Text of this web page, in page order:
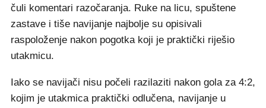
čuli komentari razočaranja. Ruke na licu, spuštene
zastave i tiše navijanje najbolje su opisivali
raspoloženje nakon pogotka koji je praktički riješio
utakmicu.
Iako se navijači nisu počeli razilaziti nakon gola za 4:2,
kojim je utakmica praktički odlučena, navijanje u